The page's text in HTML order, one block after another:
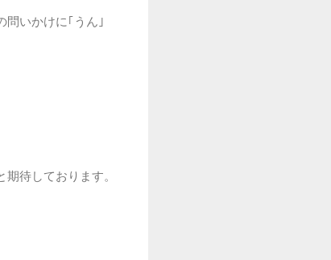
問いかけに｢うん｣
待しております。